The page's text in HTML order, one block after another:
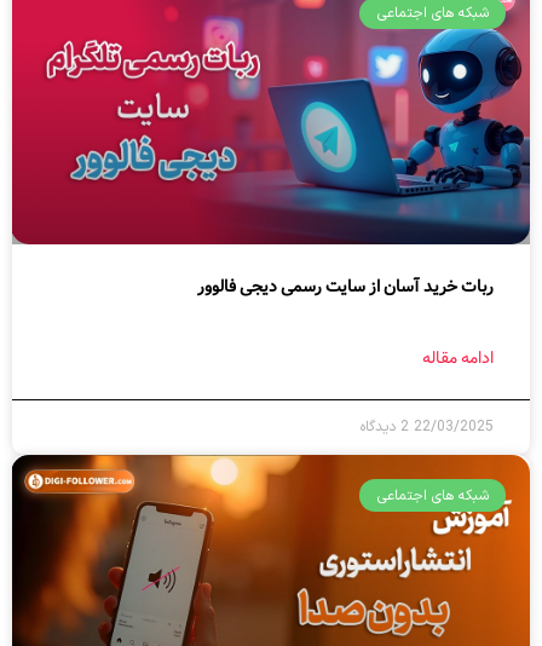
شبکه های اجتماعی
ربات خرید آسان از سایت رسمی دیجی فالوور
ادامه مقاله
22/03/2025 2 دیدگاه
شبکه های اجتماعی